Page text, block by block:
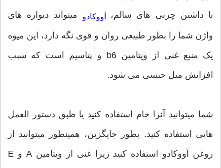
با داشتن چربی های سالم،
آووکادو میتواند دیواره های
واژن شما را بطور طبیعی روان و قوی نگه دارد، این میوه
یک منبع غنی از ویتامین b6 و پتاسیم است که سبب
افزایش میل جنسی می شود.
شما میتوانید آنرا خام استفاده کنید یا طبق دستور العمل
هایی استفاده کنید. بطور جایگزین، همینطور میتوانید از
روغن آووکادو استفاده کنید زیرا غنی از ویتامین A و E